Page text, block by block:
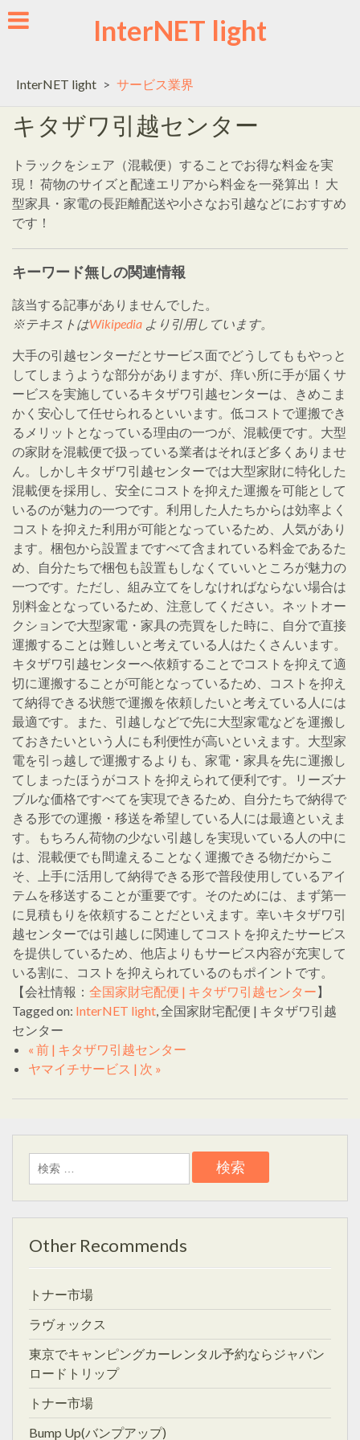
Skip
to
InterNET light
InterNET light > サービス業界
キタザワ引越センター
トラックをシェア（混載便）することでお得な料金を実
現！ 荷物のサイズと配達エリアから料金を一発算出！ 大
型家具・家電の長距離配送や小さなお引越などにおすすめ
です！
キーワード無しの関連情報
該当する記事がありませんでした。
※テキストはWikipedia より引用しています。
大手の引越センターだとサービス面でどうしてももやっと
してしまうような部分がありますが、痒い所に手が届くサ
ービスを実施しているキタザワ引越センターは、きめこま
かく安心して任せられるといいます。低コストで運搬でき
るメリットとなっている理由の一つが、混載便です。大型
の家財を混載便で扱っている業者はそれほど多くありませ
ん。しかしキタザワ引越センターでは大型家財に特化した
混載便を採用し、安全にコストを抑えた運搬を可能として
いるのが魅力の一つです。利用した人たちからは効率よく
コストを抑えた利用が可能となっているため、人気があり
ます。梱包から設置まですべて含まれている料金であるた
め、自分たちで梱包も設置もしなくていいところが魅力の
一つです。ただし、組み立てをしなければならない場合は
別料金となっているため、注意してください。ネットオー
クションで大型家電・家具の売買をした時に、自分で直接
運搬することは難しいと考えている人はたくさんいます。
キタザワ引越センターへ依頼することでコストを抑えて適
切に運搬することが可能となっているため、コストを抑え
て納得できる状態で運搬を依頼したいと考えている人には
最適です。また、引越しなどで先に大型家電などを運搬し
ておきたいという人にも利便性が高いといえます。大型家
電を引っ越しで運搬するよりも、家電・家具を先に運搬し
てしまったほうがコストを抑えられて便利です。リーズナ
ブルな価格ですべてを実現できるため、自分たちで納得で
きる形での運搬・移送を希望している人には最適といえま
す。もちろん荷物の少ない引越しを実現いている人の中に
は、混載便でも間違えることなく運搬できる物だからこ
そ、上手に活用して納得できる形で普段使用しているアイ
テムを移送することが重要です。そのためには、まず第一
に見積もりを依頼することだといえます。幸いキタザワ引
越センターでは引越しに関連してコストを抑えたサービス
を提供しているため、他店よりもサービス内容が充実して
いる割に、コストを抑えられているのもポイントです。
【会社情報： 全国家財宅配便 | キタザワ引越センター】
Tagged on: InterNET light, 全国家財宅配便 | キタザワ引越
センター
« 前 | キタザワ引越センター
ヤマイチサービス | 次 »
検
索:
Other Recommends
トナー市場
ラヴォックス
東京でキャンピングカーレンタル予約ならジャパン
ロードトリップ
トナー市場
Bump Up(バンプアップ)